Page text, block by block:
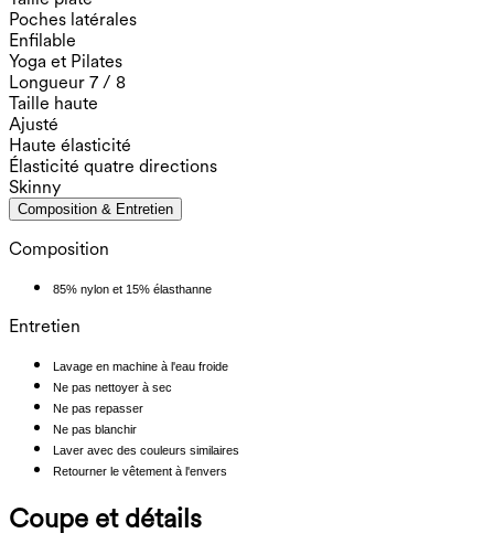
Poches latérales
Enfilable
Yoga et Pilates
Longueur 7 / 8
Taille haute
Ajusté
Haute élasticité
Élasticité quatre directions
Skinny
Composition & Entretien
Composition
85% nylon et 15% élasthanne
Entretien
Lavage en machine à l'eau froide
Ne pas nettoyer à sec
Ne pas repasser
Ne pas blanchir
Laver avec des couleurs similaires
Retourner le vêtement à l'envers
Coupe et détails